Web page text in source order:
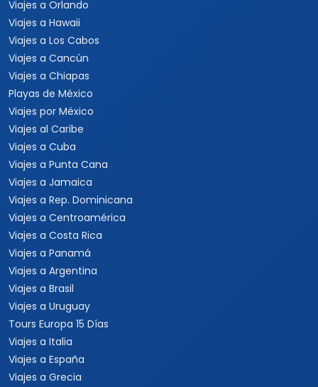
Viajes a Orlando
Viajes a Hawaii
Viajes a Los Cabos
Viajes a Cancún
Viajes a Chiapas
Playas de México
Viajes por México
Viajes al Caribe
Viajes a Cuba
Viajes a Punta Cana
Viajes a Jamaica
Viajes a Rep. Dominicana
Viajes a Centroamérica
Viajes a Costa Rica
Viajes a Panamá
Viajes a Argentina
Viajes a Brasil
Viajes a Uruguay
Tours Europa 15 Días
Viajes a Italia
Viajes a España
Viajes a Grecia